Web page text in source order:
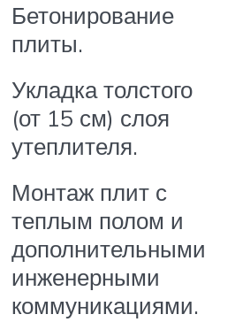
Бетонирование
плиты.
Укладка толстого
(от 15 см) слоя
утеплителя.
Монтаж плит с
теплым полом и
дополнительными
инженерными
коммуникациями.